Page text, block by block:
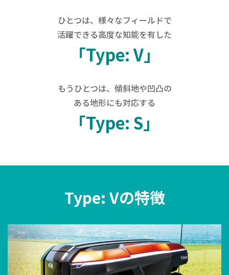
ひとつは、様々なフィールドで
活躍できる高度な知能を有した
「Type: V」
もうひとつは、傾斜地や凹凸の
ある地形にも対応する
「Type: S」
Type: Vの特徴